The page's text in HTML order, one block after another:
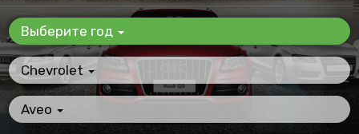
Выберите год
Chevrolet
Aveo